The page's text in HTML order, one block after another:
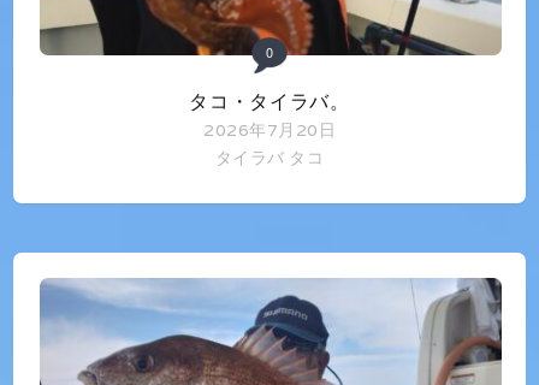
0
タコ・タイラバ。
2026年7月20日
タイラバ タコ